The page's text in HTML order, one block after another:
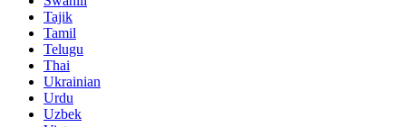
Tajik
Tamil
Telugu
Thai
Ukrainian
Urdu
Uzbek